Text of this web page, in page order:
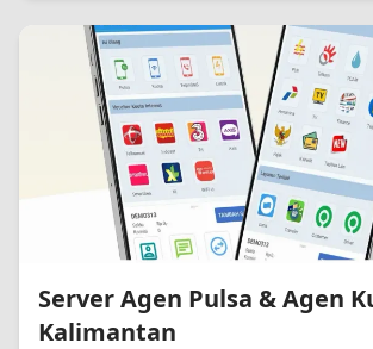
Server Agen Pulsa & Agen
Kalimantan